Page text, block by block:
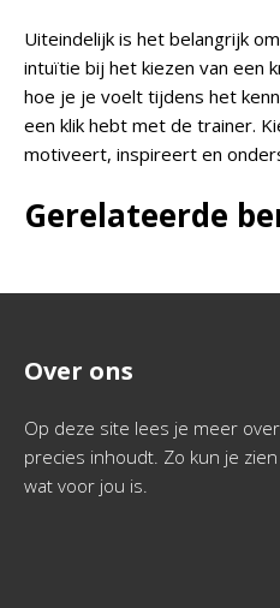
Uiteindelijk is het belangrijk
intuïtie bij het kiezen van een
hoe je je voelt tijdens het
een klik hebt met de trainer.
motiveert, inspireert en
Gerelateerde
Over ons
Op deze site lees je meer
precies inhoudt. Zo kun je
wat voor jou is.